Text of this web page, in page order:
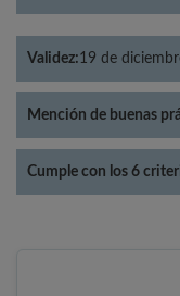
Validez:19 de
Mención de buenas
Cumple con los 6